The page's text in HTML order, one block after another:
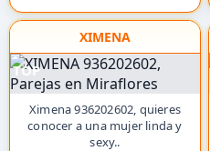
XIMENA
TOP
Ximena 936202602, quieres
conocer a una mujer linda y
sexy..